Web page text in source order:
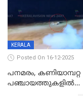
KERALA
Posted On 16-12-2025
പനമരം, കണിയാമ്പറ്റ
പഞ്ചായത്തുകളിൽ